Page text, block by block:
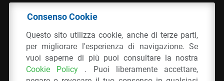
Plastiche da Riciclo
C.F. 97381090154
Via San Vittore 36 20123Milano (MI)
Consenso Cookie
Questo sito utilizza cookie, anche di terze parti,
per migliorare l'esperienza di navigazione. Se
vuoi saperne di più puoi consultare la nostra
Cookie Policy . Puoi liberamente accettare,